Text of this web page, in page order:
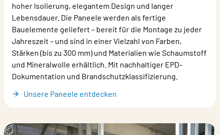
hoher Isolierung, elegantem Design und langer
Lebensdauer. Die Paneele werden als fertige
Bauelemente geliefert – bereit für die Montage zu jeder
Jahreszeit – und sind in einer Vielzahl von Farben,
Stärken (bis zu 300 mm) und Materialien wie Schaumstoff
und Mineralwolle erhältlich. Mit nachhaltiger EPD-
Dokumentation und Brandschutzklassifizierung.
Unsere Paneele entdecken